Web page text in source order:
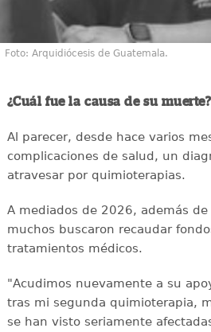
Foto: Arquidiócesis de Guatemala.
¿Cuál fue la causa de su muerte?
Al parecer, desde hace varios
complicaciones de salud, un
atravesar por quimioterapias.
A mediados de 2026, además
muchos buscaron recaudar
tratamientos médicos.
"Acudimos nuevamente a su
tras mi segunda quimioterapia,
se han visto seriamente